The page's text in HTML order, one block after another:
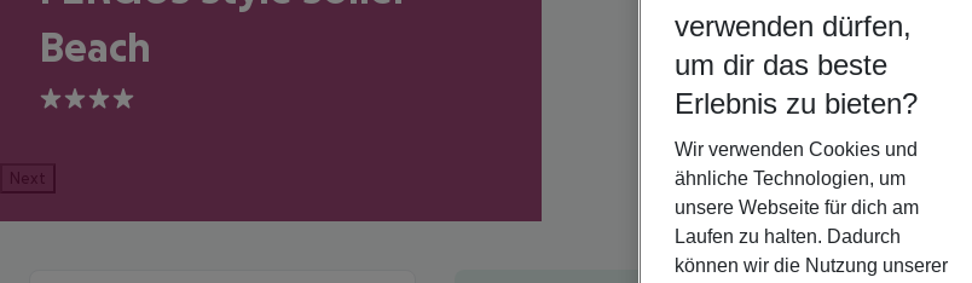
Beach
4
Next
verwenden dürfen,
um dir das beste
Erlebnis zu bieten?
Wir verwenden Cookies und
ähnliche Technologien, um
unsere Webseite für dich am
Laufen zu halten. Dadurch
können wir die Nutzung unserer